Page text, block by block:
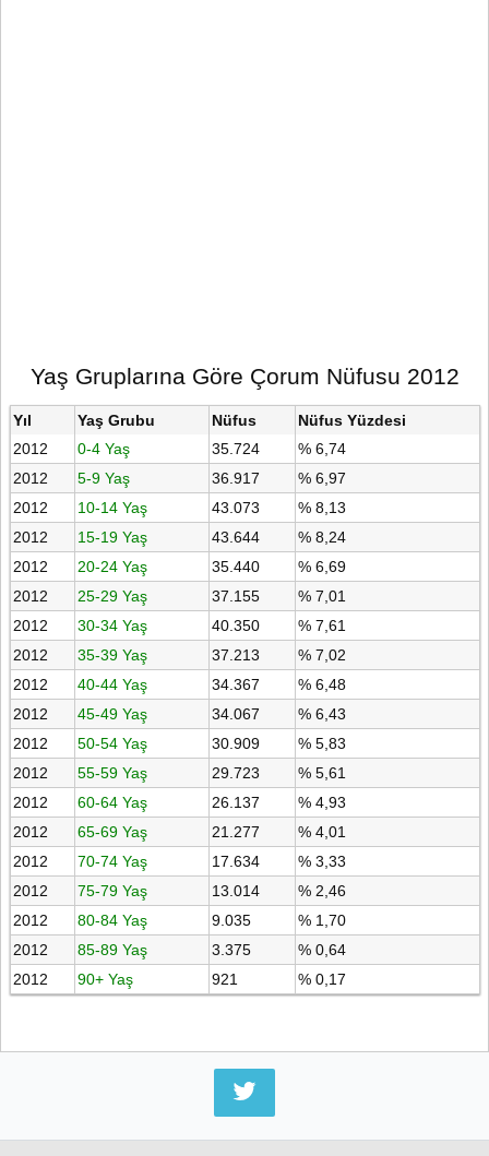
Yaş Gruplarına Göre Çorum Nüfusu 2012
Yıl Yaş Grubu Nüfus
Nüfus Yüzdesi
2012
0-4 Yaş 35.724
% 6,74
2012
5-9 Yaş 36.917
% 6,97
2012
10-14 Yaş 43.073
% 8,13
2012
15-19 Yaş 43.644
% 8,24
2012
20-24 Yaş 35.440
% 6,69
2012
25-29 Yaş 37.155
% 7,01
2012
30-34 Yaş 40.350
% 7,61
2012
35-39 Yaş 37.213
% 7,02
2012
40-44 Yaş 34.367
% 6,48
2012
45-49 Yaş 34.067
% 6,43
2012
50-54 Yaş 30.909
% 5,83
2012
55-59 Yaş 29.723
% 5,61
2012
60-64 Yaş 26.137
% 4,93
2012
65-69 Yaş 21.277
% 4,01
2012
70-74 Yaş 17.634
% 3,33
2012
75-79 Yaş 13.014
% 2,46
2012
80-84 Yaş 9.035
% 1,70
2012
85-89 Yaş 3.375
% 0,64
2012
90+ Yaş 921 % 0,17